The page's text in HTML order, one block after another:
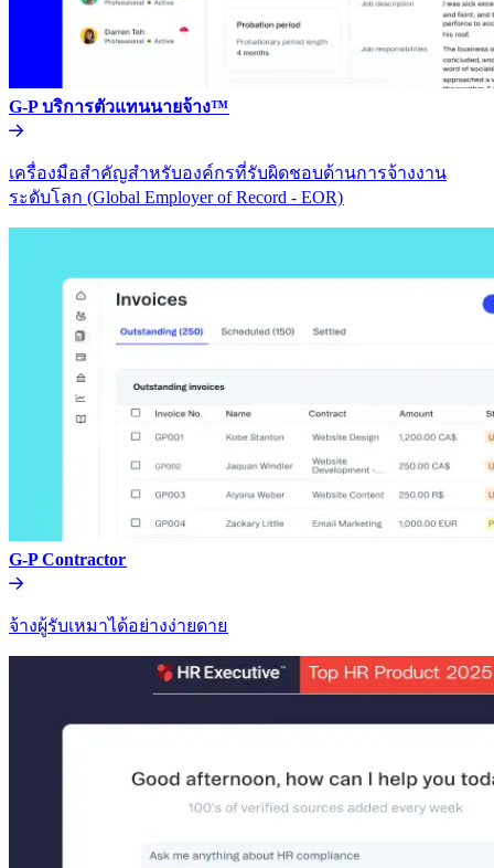
G-P บริการตัวแทนนายจ้าง™​​
เครื่องมือสำคัญสำหรับองค์กรที่รับผิดชอบด้านการจ้างงาน
ระดับโลก (Global Employer of Record - EOR)​​
G-P Contractor​​
จ้างผู้รับเหมาได้อย่างง่ายดาย​​